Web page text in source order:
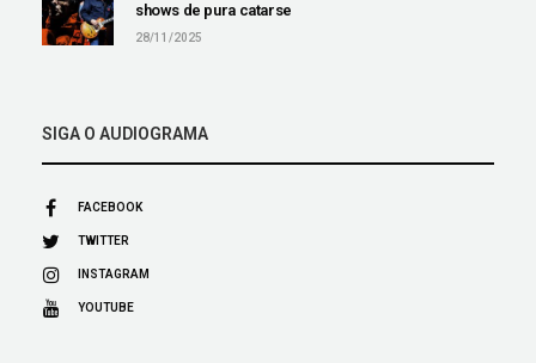
shows de pura catarse
28/11/2025
SIGA O AUDIOGRAMA
FACEBOOK
TWITTER
INSTAGRAM
YOUTUBE